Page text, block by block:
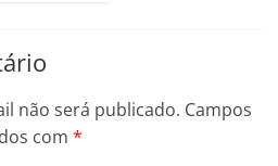
não será publicado. Campos
com*